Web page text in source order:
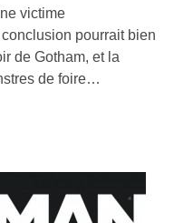
victime
pourrait bien
de Gotham, et la
de foire…